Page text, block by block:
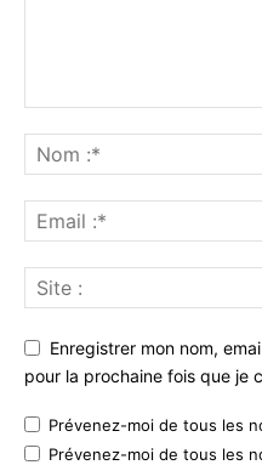
Enregistrer mon nom,
pour la prochaine fois que je
Prévenez-moi de tous les
Prévenez-moi de tous les